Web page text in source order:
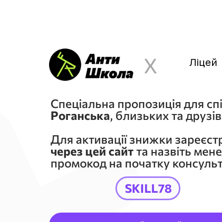
SKILL78
X
Спеціальна пропозиція для
Роганська, близьких та
Для активації знижки
через цей сайтта назвіть
промокод на початку
Ліцей